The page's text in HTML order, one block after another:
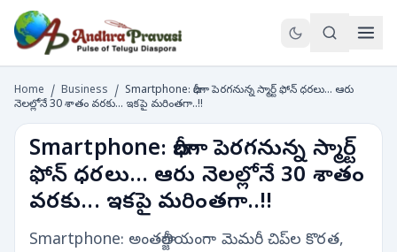
Home / Business / Smartphone: భారీగా పెరగనున్న స్మార్ట్ ఫోన్ ధరలు... ఆరు
నెలల్లోనే 30 శాతం వరకు... ఇకపై మరింతగా..!!
Smartphone: భారీగా పెరగనున్న స్మార్ట్
ఫోన్ ధరలు... ఆరు నెలల్లోనే 30 శాతం
వరకు... ఇకపై మరింతగా..!!
Smartphone: అంతర్జాతీయంగా మెమరీ చిప్‌ల కొరత,